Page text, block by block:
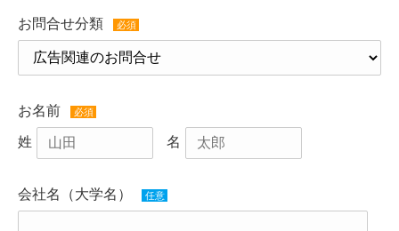
お問合せ分類 必須
お名前 必須
姓 名
会社名（大学名） 任意